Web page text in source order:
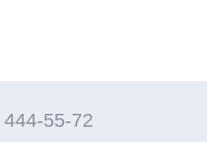
55-72